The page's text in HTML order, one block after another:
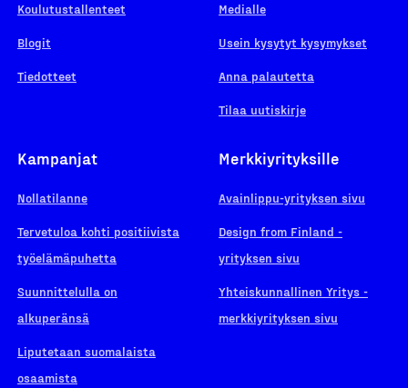
Koulutustallenteet
Blogit
Tiedotteet
Medialle
Usein kysytyt kysymykset
Anna palautetta
Tilaa uutiskirje
Kampanjat
Nollatilanne
Tervetuloa kohti positiivista
työelämäpuhetta
Suunnittelulla on
alkuperänsä
Liputetaan suomalaista
osaamista
Merkkiyrityksille
Avainlippu-yrityksen sivu
Design from Finland -
yrityksen sivu
Yhteiskunnallinen Yritys -
merkkiyrityksen sivu